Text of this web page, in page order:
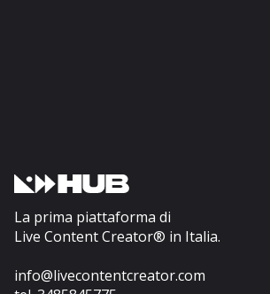
La prima piattaforma di
Live Content Creator® in Italia.
info@livecontentcreator.com